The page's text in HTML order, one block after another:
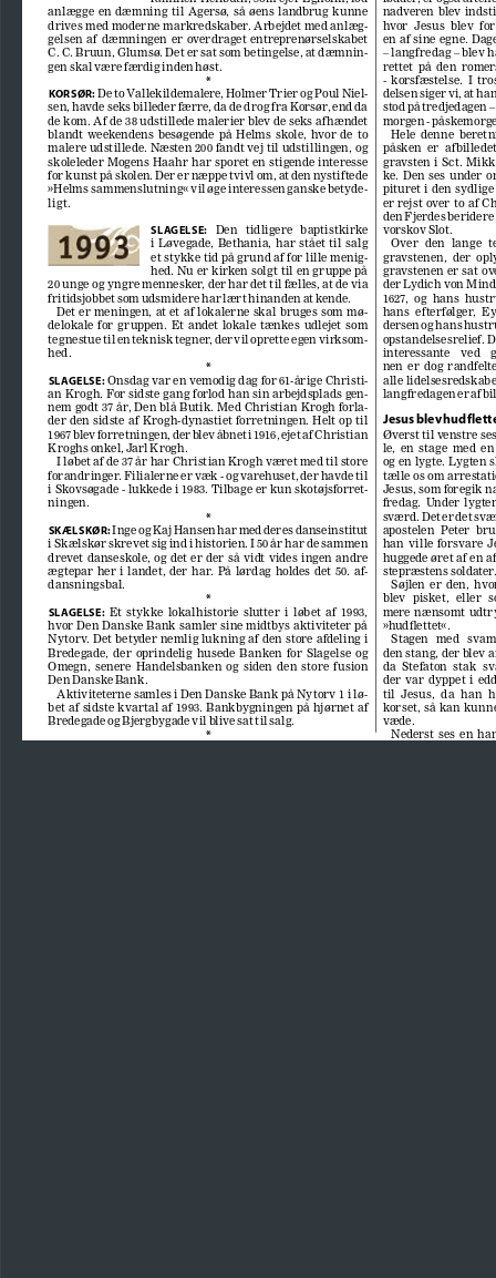
anlægge  en  dæmning  til  Agersø,  så  øens  landbrug  kunne
drives med moderne markredskaber. Arbejdet med anlæg-
gelsen  af  dæmningen  er  overdraget  entreprenørselskabet
C. C. Bruun, Glumsø. Det er sat som betingelse, at dæmnin
gen skal være færdig inden høst.
*
KORSØR: De to Vallekildemalere, Holmer Trier og Poul Niel-
sen, havde seks billeder færre, da de drog fra Korsør, end da
de kom. Af de 38 udstillede malerier blev de seks af hændet
blandt  weekendens  besøgende  på  Helms  skole,  hvor  de  to
malere udstillede. Næsten 200 fandt vej til udstillingen, og
skoleleder Mogens Haahr har sporet en stigende interesse
for kunst på skolen. Der er næppe tvivl om, at den nystiftede
»Helms sammenslutning« vil øge interessen ganske betyde
ligt.
SLAGELSE:
   Den   tidligere   baptistkirke
i  Løvegade,  Bethania,  har  stået  til  salg
et stykke tid på grund af for lille menig-
hed. Nu er kirken solgt til en gruppe på
20 unge og yngre mennesker, der har det til fælles, at de via
fritidsjobbet som udsmidere har lært hinanden at kende.
Det  er  meningen,  at  et  af  lokalerne  skal  bruges  som  mø-
delokale  for  gruppen.  Et  andet  lokale  tænkes  udlejet  som
tegnestue til en teknisk tegner, der vil oprette egen virksom
hed.
*
SLAGELSE: Onsdag var en vemodig dag for 61-årige Christi-
an Krogh. For sidste gang forlod han sin arbejdsplads gen
nem godt 37 år, Den blå Butik. Med Christian Krogh forla
der  den  sidste  af  Krogh-dynastiet  forretningen.  Helt  op  til
1967 blev forretningen, der blev åbnet i 1916, ejet af Christian
Kroghs onkel, Jarl Krogh.
I løbet af de 37 år har Christian Krogh været med til store
forandringer. Filialerne er væk - og varehuset, der havde til
i Skovsøgade - lukkede i 1983. Tilbage er kun skotøjsforret-
ningen.
*
SKÆLSKØR: Inge og Kaj Hansen har med deres danseinstitut
i Skælskør skrevet sig ind i historien. I 50 år har de sammen
drevet  danseskole,  og  det  er  der  så  vidt  vides  ingen  andre
ægtepar  her  i  landet,  der  har.  På  lørdag  holdes  det  50.  af-
dansningsbal.
*
SLAGELSE:
  Et  stykke  lokalhistorie  slutter  i  løbet  af  1993,
hvor Den Danske Bank samler sine midtbys aktiviteter på
Nytorv. Det betyder nemlig lukning af den store afdeling i
Bredegade,  der  oprindelig  husede  Banken  for  Slagelse  og
Omegn,  senere  Handelsbanken  og  siden  den  store  fusion
Den Danske Bank.
Aktiviteterne samles i Den Danske Bank på Nytorv 1 i lø-
bet af sidste kvartal af 1993. Bankbygningen på hjørnet af
Bredegade og Bjergbygade vil blive sat til salg.
*
nadveren  blev
hvor  Jesus  blev
en af sine egne.
– langfredag – blev
rettet  på  den
-  korsfæstelse.  I
delsen siger vi, at
stod på tredjedagen
morgen -
Hele  denne
påsken  er  af
gravsten  i  Sct.
ke.  Den  ses  under
pituret  i  den  sydlige
er  rejst  over  to  af
den Fjerdes beridere
vorskov Slot.
Over  den  lange
gravstenen,  der
gravstenen  er  sat
der Lydich von
1627,  og  hans
hans  efterfølger,
dersen og hans
opstandelsesrelief.
interessante    ved
nen  er  dog
alle
langfredagen er af
Jesus blev
Øverst til venstre
le,  en  stage  med
og en lygte. Lygten
tælle os om
Jesus, som foregik
fredag.  Under
sværd. Det er det
apostelen  Peter
han  ville  forsvare
huggede øret af en
stepræstens
Søjlen  er  den,
blev   pisket,   eller
mere  nænsomt
»hudflettet«.
Stagen   med
den stang, der blev
da  Stefaton  stak
der  var  dyppet  i
til  Jesus,  da  han
korset,  så  kan
væde.
Nederst  ses  en